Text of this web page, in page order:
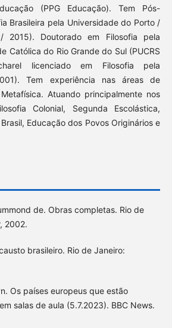
(PPG Educação). Tem Pós-
Brasileira pela Universidade do Porto /
/ 2015). Doutorado em Filosofia pela
Católica do Rio Grande do Sul (PUCRS
licenciado em Filosofia pela
Tem experiência nas áreas de
Atuando principalmente nos
Colonial, Segunda Escolástica,
Educação dos Povos Originários e
de. Obras completas. Rio de
2002.
brasileiro. Rio de Janeiro:
Os países europeus que estão
salas de aula (5.7.2023). BBC News.